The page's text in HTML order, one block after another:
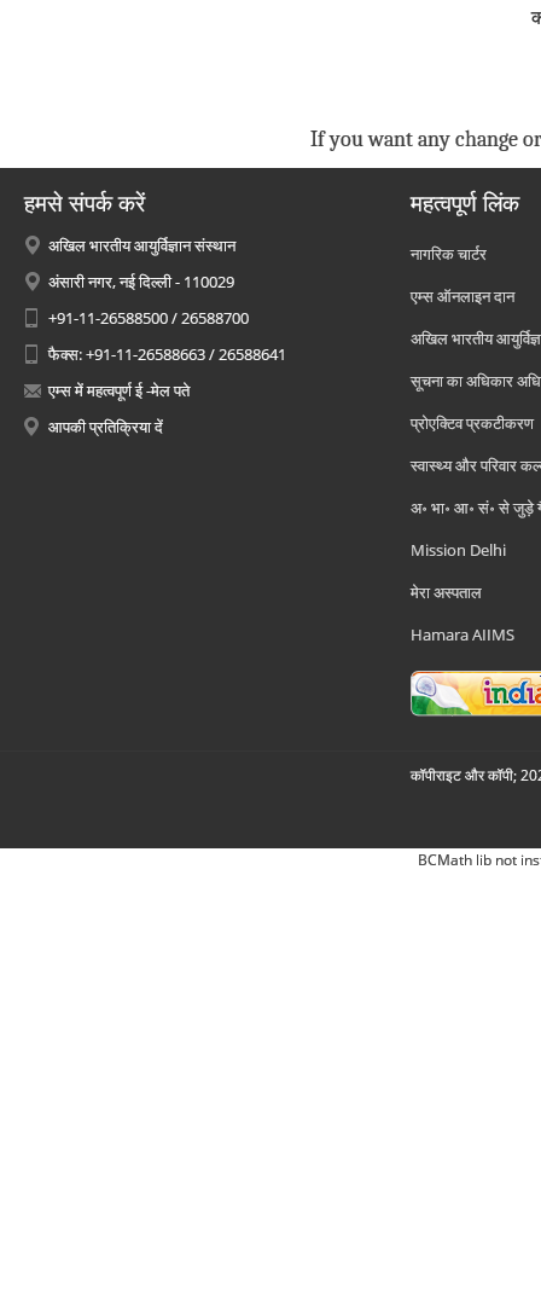
If you want any change
हमसे संपर्क करें
अखिल भारतीय आयुर्विज्ञान संस्थान
अंसारी नगर, नई दिल्ली - 110029
+91-11-26588500 / 26588700
फैक्स: +91-11-26588663 / 26588641
एम्स में महत्वपूर्ण ई -मेल पते
आपकी प्रतिक्रिया दें
महत्वपूर्ण लिंक
नागरिक चार्टर
एम्स ऑनलाइन दान
अखिल भारतीय
सूचना का अधिकार
प्रोएक्टिव प्रकटीकरण
स्वास्थ्य और परिवार
अ॰ भा॰ आ॰ सं॰ से जुड़े
Mission Delhi
मेरा अस्पताल
Hamara AIIMS
कॉपीराइट और कॉपी;
BCMath lib not